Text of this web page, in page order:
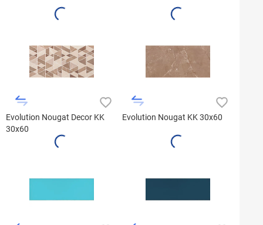
Evolution Nougat Decor KK
30x60
Evolution Nougat KK 30x60